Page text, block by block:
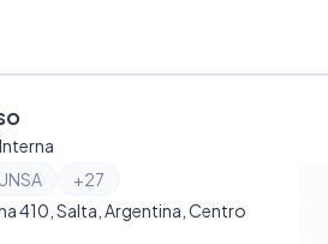
UNSA +27
410, Salta, Argentina, Centro